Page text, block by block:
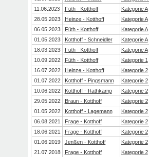
11.06.2023
Füth - Kotthoff
Kategorie A
28.05.2023
Heinze - Kotthoff
Kategorie A
06.05.2023
Füth - Kotthoff
Kategorie A
01.05.2023
Kotthoff - Schneidler
Kategorie A
18.03.2023
Füth - Kotthoff
Kategorie A
10.09.2022
Füth - Kotthoff
Kategorie 1
16.07.2022
Heinze - Kotthoff
Kategorie 2
01.07.2022
Kotthoff - Pingsmann
Kategorie 2
10.06.2022
Kotthoff - Rathkamp
Kategorie 2
29.05.2022
Braun - Kotthoff
Kategorie 2
01.05.2022
Kotthoff - Lagemann
Kategorie 2
06.08.2021
Frage - Kotthoff
Kategorie 2
18.06.2021
Frage - Kotthoff
Kategorie 2
01.06.2019
Jenßen - Kotthoff
Kategorie 2
21.07.2018
Frage - Kotthoff
Kategorie 2